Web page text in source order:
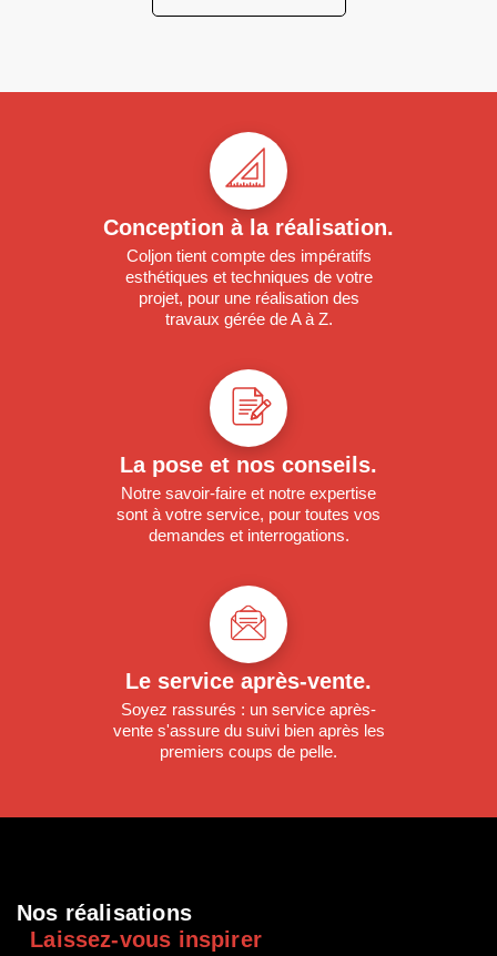
Conception à la réalisation.
Coljon tient compte des impératifs
esthétiques et techniques de votre
projet, pour une réalisation des
travaux gérée de A à Z.
La pose et nos conseils.
Notre savoir-faire et notre expertise
sont à votre service, pour toutes vos
demandes et interrogations.
Le service après-vente.
Soyez rassurés : un service après-
vente s'assure du suivi bien après les
premiers coups de pelle.
Nos réalisations
Laissez-vous inspirer